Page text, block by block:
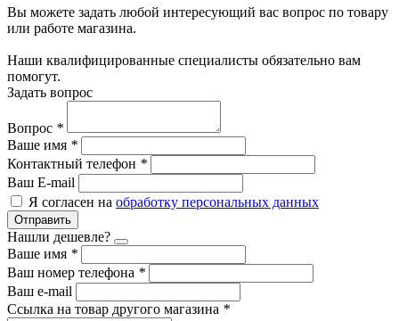
Вы можете задать любой интересующий вас вопрос по товару
или работе магазина.
Наши квалифицированные специалисты обязательно вам
помогут.
Задать вопрос
Вопрос *
Ваше имя *
Контактный телефон *
Ваш E-mail
Я согласен на обработку персональных данных
Отправить
Нашли дешевле?
Ваше имя *
Ваш номер телефона *
Ваш e-mail
Ссылка на товар другого магазина *